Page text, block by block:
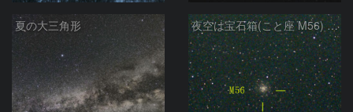
夏の大三角形 夜空は宝石箱(こと座 M56) Seestar50